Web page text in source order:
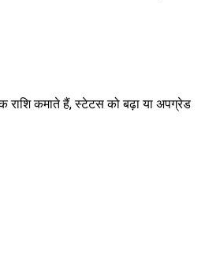
कमाते हैं, स्टेटस को बढ़ा या अपग्रेड